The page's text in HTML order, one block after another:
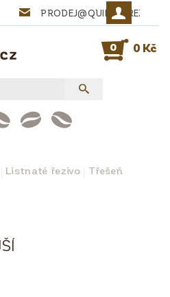
PRODEJ@QUINTA-
0 0 Kč
Listnaté řezivo
Třešeň